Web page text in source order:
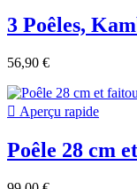
3 Poêles,
56,90 €
 Aperçu rapide
Poêle 28 cm